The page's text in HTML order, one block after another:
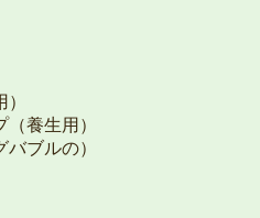
養生用）
ブルの）